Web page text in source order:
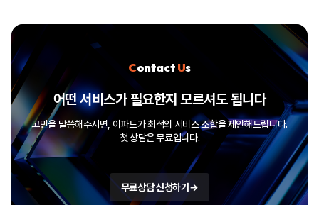
Contact Us
어떤 서비스가 필요한지 모르셔도 됩니다
고민을 말씀해주시면, 이파트가 최적의 서비스 조합을 제안해드립니다.
첫 상담은 무료입니다.
무료상담 신청하기 →